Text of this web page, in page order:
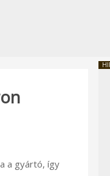
a gyártó, így